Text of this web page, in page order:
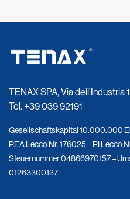
TENAX SPA, Via
Tel.+39 039 92191
Gesellschaftskapital 10.000.000
REA Lecco Nr. 176025 – RI Lecco
Steuernummer 04866970157 –
01263300137